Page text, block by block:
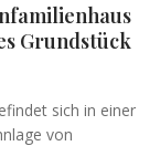
Grundstück
sich in einer
von